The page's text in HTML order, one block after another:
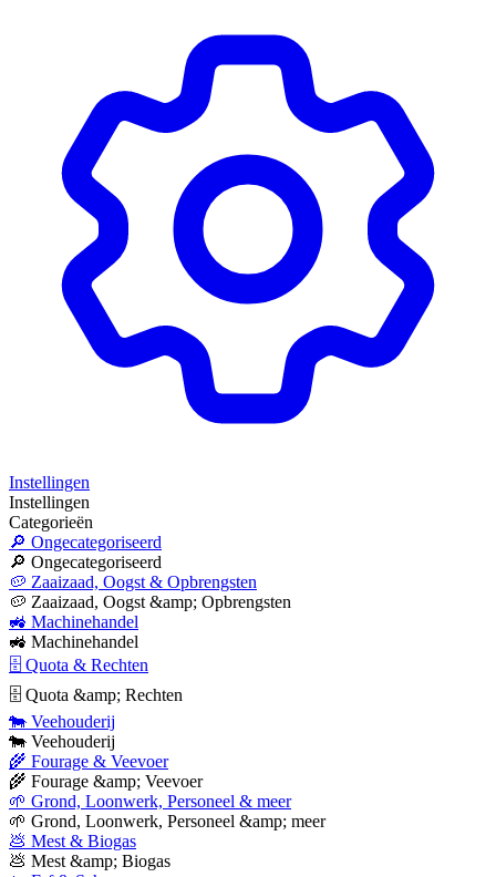
Instellingen
Instellingen
Categorieën
🔎 Ongecategoriseerd
🔎 Ongecategoriseerd
🥔 Zaaizaad, Oogst & Opbrengsten
🥔 Zaaizaad, Oogst &amp; Opbrengsten
🚜 Machinehandel
🚜 Machinehandel
🗄 Quota & Rechten
🗄 Quota &amp; Rechten
🐄 Veehouderij
🐄 Veehouderij
🌾 Fourage & Veevoer
🌾 Fourage &amp; Veevoer
🌱 Grond, Loonwerk, Personeel & meer
🌱 Grond, Loonwerk, Personeel &amp; meer
💩 Mest & Biogas
💩 Mest &amp; Biogas